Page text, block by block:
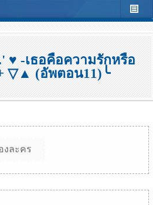
♥ -เธอคือความรักหรือ
▽▲ (อัพตอน11)╰
งละคร